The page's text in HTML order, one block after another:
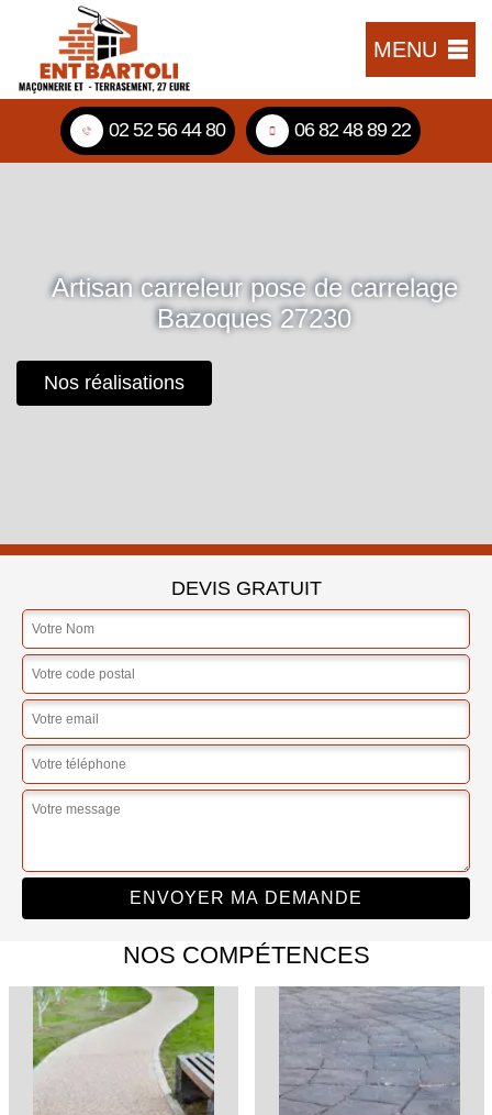
MENU
02 52 56 44 80 06 82 48 89 22
Artisan carreleur pose de carrelage
Bazoques 27230
Nos réalisations
DEVIS GRATUIT
NOS COMPÉTENCES